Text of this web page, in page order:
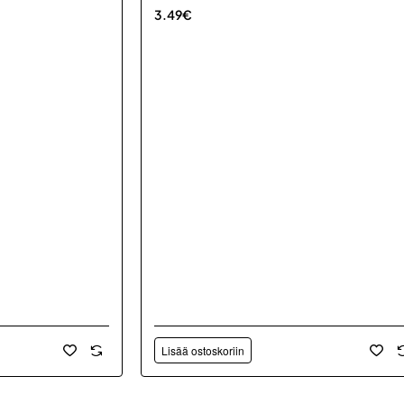
3.49€
Lisää ostoskoriin